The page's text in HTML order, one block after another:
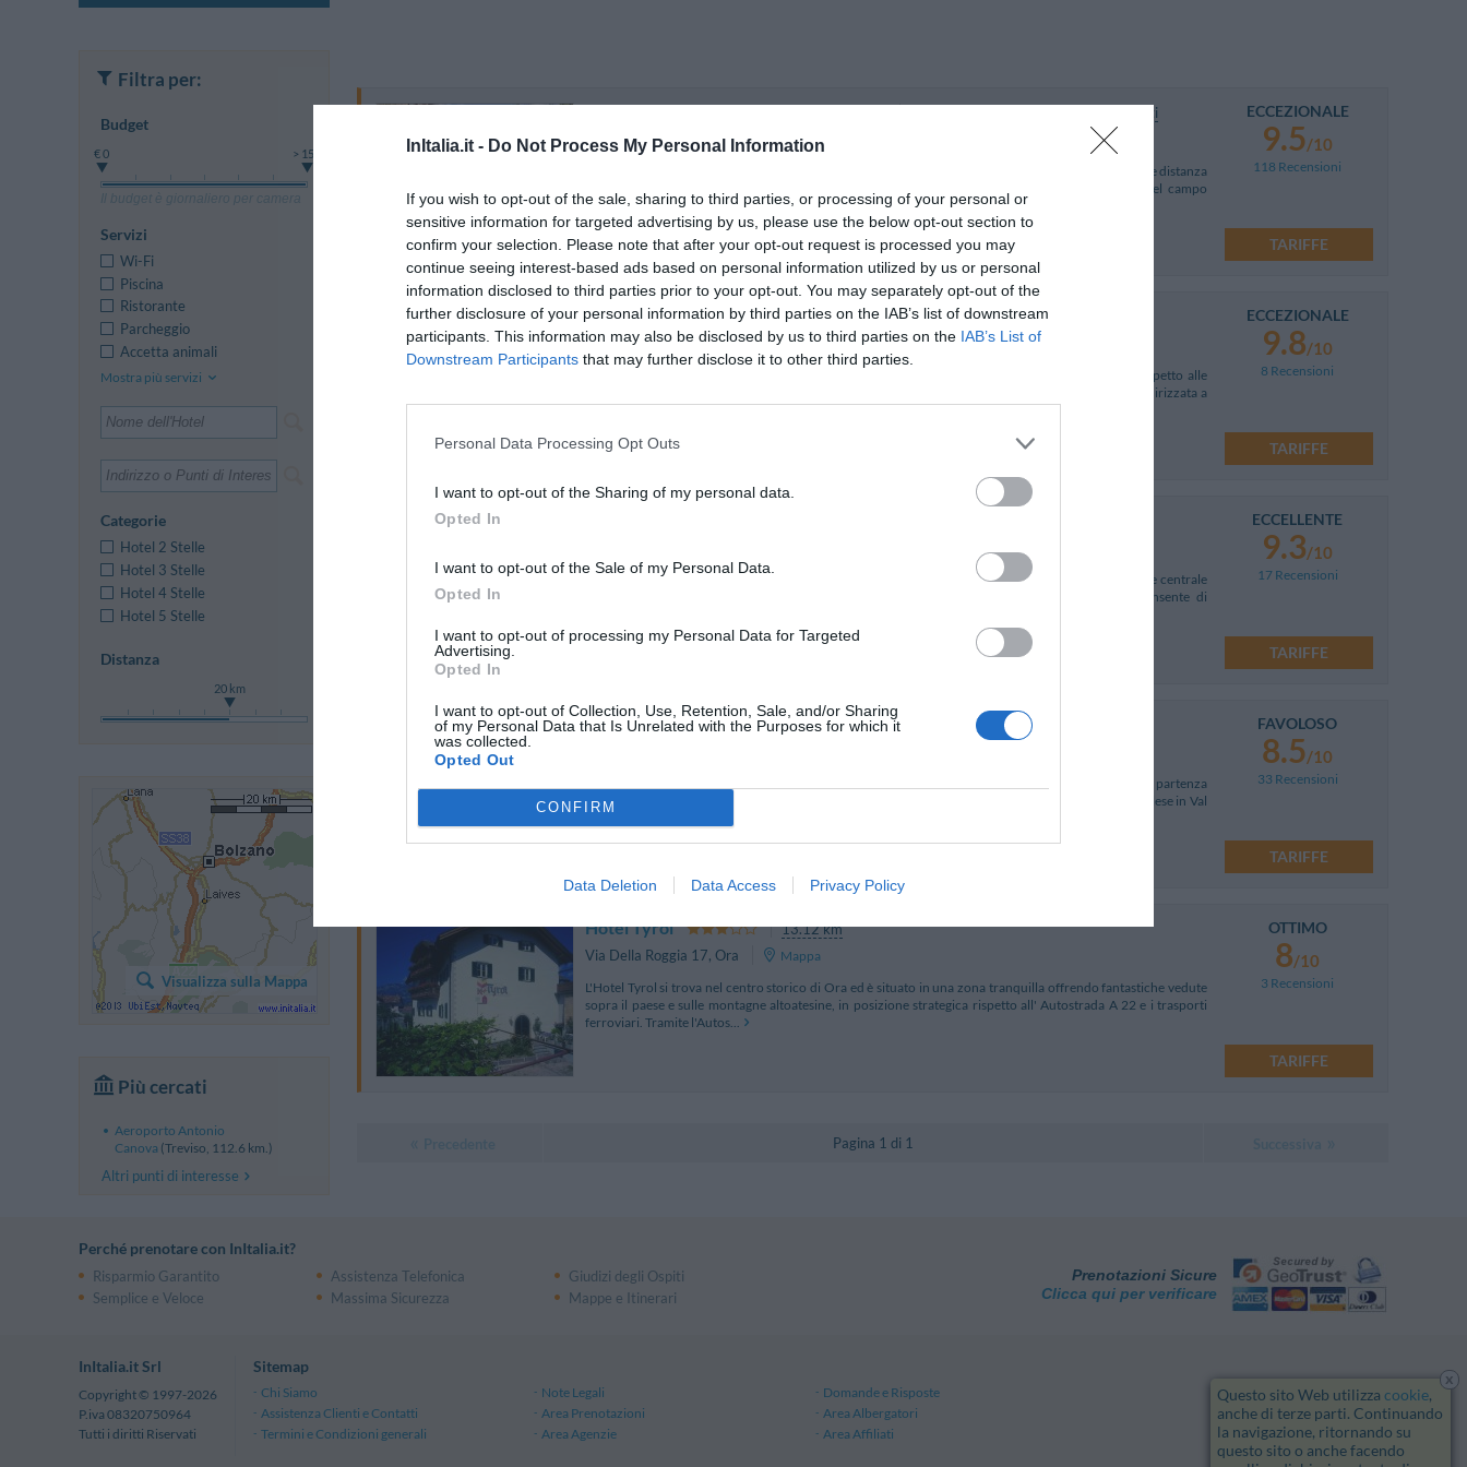
InItalia.it - Do Not Process My Personal Information
If you wish to opt-out of the sale, sharing to third parties, or processing of your personal or
sensitive information for targeted advertising by us, please use the below opt-out section to
confirm your selection. Please note that after your opt-out request is processed you may
continue seeing interest-based ads based on personal information utilized by us or personal
information disclosed to third parties prior to your opt-out. You may separately opt-out of the
further disclosure of your personal information by third parties on the IAB’s list of downstream
participants. This information may also be disclosed by us to third parties on the IAB’s List of
Downstream Participants that may further disclose it to other third parties.
Personal Data Processing Opt Outs
I want to opt-out of the Sharing of my personal data.
Opted In
I want to opt-out of the Sale of my Personal Data.
Opted In
I want to opt-out of processing my Personal Data for Targeted
Advertising.
Opted In
I want to opt-out of Collection, Use, Retention, Sale, and/or Sharing
of my Personal Data that Is Unrelated with the Purposes for which it
was collected.
Opted Out
CONFIRM
Data Deletion Data Access Privacy Policy
Parkhotel Luna Mondschein
4.70 km da Aeroporto Bolzano Dolomiti
via Piave 15,Bolzano
Mappa
Il Parkhotel Luna Mondschein è situato a Bolzano nella quiete di un bellissimo parco secolare, a breve distanza
dal centro e dalle attrattive della città. Elegante e confortevole, vanta una lunga esperienza nel campo
dell'ospitalità, ovvero da quando, gi...
La soluzione più vicina per il tuo soggiorno a Aeroporto Bolzano Dolomiti
ECCEZIONALE
9.5/10
118 Recensioni
TARIFFE
Hotel Villa Groff
12.00 km
Via Stazione 80,Ora
Mappa
L’Hotel Villa Groff sorge a 800 mt dal caratteristico centro di Ora, in una posizione strategica rispetto alle
Dolomiti, a Bolzano (18km), a Merano (35km) e a Trento (30km). La struttura è particolarmente indirizzata a
chi desidera trascorrere piacevol...
La struttura vicino Aeroporto Bolzano Dolomiti con i migliori giudizi
ECCEZIONALE
9.8/10
8 Recensioni
TARIFFE
Gasthof Zur Sonne, albergo recentemente rinnovato e a conduzione famigliare, si trova in posizione centrale
nel cuore della Val d'Ega. La sua posizione strategica, a 5 minuti dal casello autostradale, consente di
ECCELLENTE
9.3/10
17 Recensioni
TARIFFE
Hotel Elefant
12.94 km
L’Hotel Elefant è situato nel centro storico di Ora in Alto Adige. La struttura costituisce il punto di partenza
ideale per svolgere escursioni nei dintorni, come per esempio a Caldaro sulla “Strada del vino”, Cavalese in Val
FAVOLOSO
8.5/10
33 Recensioni
TARIFFE
Hotel Tyrol
13.12 km
Via Della Roggia 17, Ora
Mappa
L'Hotel Tyrol si trova nel centro storico di Ora ed è situato in una zona tranquilla offrendo fantastiche vedute
sopra il paese e sulle montagne altoatesine, in posizione strategica rispetto all' Autostrada A 22 e i trasporti
ferroviari. Tramite l'Autos...
OTTIMO
8/10
3 Recensioni
TARIFFE
Pagina 1 di 1
Filtra per:
Budget
€ 0 > 150
Il budget è giornaliero per camera
Servizi
Wi-Fi
Piscina
Ristorante
Parcheggio
Accetta animali
Mostra più servizi
Categorie
Hotel 2 Stelle
Hotel 3 Stelle
Hotel 4 Stelle
Hotel 5 Stelle
Distanza
20 km
Visualizza sulla Mappa
Più cercati
Aeroporto Antonio
Canova (Treviso, 112.6 km.)
Altri punti di interesse
Perché prenotare con InItalia.it?
Risparmio Garantito Assistenza Telefonica
Giudizi degli Ospiti
Semplice e Veloce
Massima Sicurezza Mappe e Itinerari
Prenotazioni Sicure
Clicca qui per verificare
InItalia.it Srl
Copyright © 1997-2026
P.iva 08320750964
Tutti i diritti Riservati
Sitemap
Chi Siamo Note Legali
Domande e Risposte
Assistenza Clienti e Contatti
Area Prenotazioni
Area Albergatori
Termini e Condizioni generali
Area Agenzie Area Affiliati
x
Questo sito Web utilizza cookie,
anche di terze parti. Continuando
la navigazione, ritornando su
questo sito o anche facendo